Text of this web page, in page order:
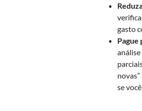
gasto
Pague
análise
se